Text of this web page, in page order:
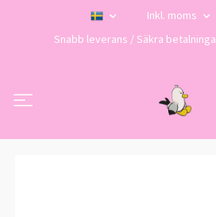
Inkl. moms
Snabb leverans / Säkra